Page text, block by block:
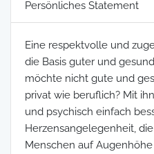
Persönliches Statement
Eine respektvolle und
die Basis guter und
möchte nicht gute und
privat wie beruflich? Mit
und psychisch einfach
Herzensangelegenheit,
Menschen auf